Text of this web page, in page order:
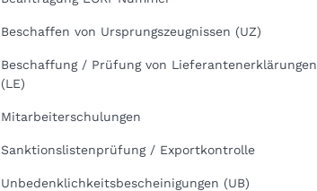
Beschaffen von Ursprungszeugnissen (UZ)
Beschaffung / Prüfung von Lieferantenerklärungen
(LE)
Mitarbeiterschulungen
Sanktionslistenprüfung / Exportkontrolle
Unbedenklichkeitsbescheinigungen (UB)